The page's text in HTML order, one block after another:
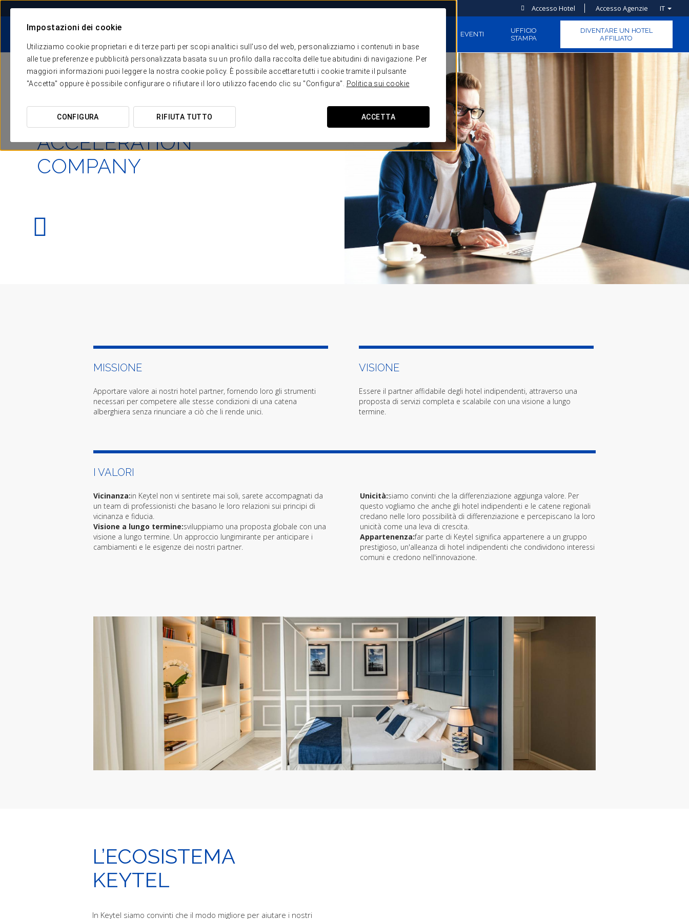
Impostazioni dei cookie
Utilizziamo cookie proprietari e di terze parti per scopi analitici sull'uso del web, personalizziamo i contenuti in base
alle tue preferenze e pubblicità personalizzata basata su un profilo dalla raccolta delle tue abitudini di navigazione. Per
maggiori informazioni puoi leggere la nostra cookie policy. È possibile accettare tutti i cookie tramite il pulsante
"Accetta" oppure è possibile configurare o rifiutare il loro utilizzo facendo clic su "Configura".
Politica sui cookie
CONFIGURA RIFIUTA TUTTO ACCETTA
Accesso Hotel Accesso Agenzie IT
Commercializzazione e vendite
Formazione
Tecnologia
Marketing e comunicazione
Sostenibilità
EVENTI
UFFICIO
STAMPA
DIVENTARE UN HOTEL
AFFILIATO
NOI
THE HOTEL
ACCELERATION
COMPANY​
MISSIONE
Apportare valore ai nostri hotel partner, fornendo loro gli strumenti
necessari per competere alle stesse condizioni di una catena
alberghiera senza rinunciare a ciò che li rende unici.
VISIONE
Essere il partner affidabile degli hotel indipendenti, attraverso una
proposta di servizi completa e scalabile con una visione a lungo
termine.
I VALORI
Vicinanza:in Keytel non vi sentirete mai soli, sarete accompagnati da
un team di professionisti che basano le loro relazioni sui principi di
vicinanza e fiducia.
Visione a lungo termine:sviluppiamo una proposta globale con una
visione a lungo termine. Un approccio lungimirante per anticipare i
cambiamenti e le esigenze dei nostri partner.
Unicità:siamo convinti che la differenziazione aggiunga valore. Per
questo vogliamo che anche gli hotel indipendenti e le catene regionali
credano nelle loro possibilità di differenziazione e percepiscano la loro
unicità come una leva di crescita.
Appartenenza:far parte di Keytel significa appartenere a un gruppo
prestigioso, un'alleanza di hotel indipendenti che condividono interessi
comuni e credono nell'innovazione.
L’ECOSISTEMA
KEYTEL
In Keytel siamo convinti che il modo migliore per aiutare i nostri